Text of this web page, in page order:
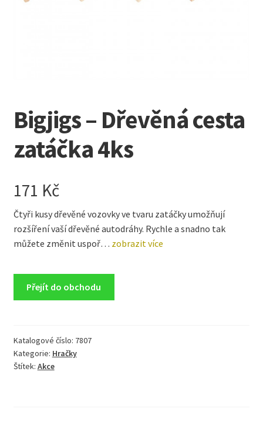
Bigjigs – Dřevěná cesta
zatáčka 4ks
171 Kč
Čtyři kusy dřevěné vozovky ve tvaru zatáčky umožňují
rozšíření vaší dřevěné autodráhy. Rychle a snadno tak
můžete změnit uspoř… zobrazit více
Přejít do obchodu
Katalogové číslo: 7807
Kategorie: Hračky
Štítek: Akce